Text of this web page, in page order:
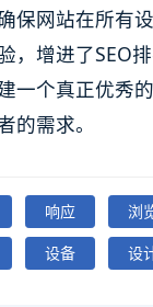
保网站在所有
，增进了SEO
一个真正优秀
的需求。
响应
浏
设备 设